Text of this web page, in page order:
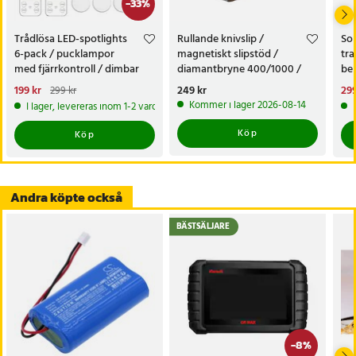
-33%
Trådlösa LED-spotlights
6-pack / pucklampor
med fjärrkontroll / dimbar
skåpbelysning
Nuvarande pris
199 krTidigare pris:299 kr
199 kr 299 kr
I lager, levereras inom 1-2 vardagar
Köp
Rullande knivslip /
magnetiskt slipstöd /
diamantbryne 400/1000 /
knivvässare med fasta vinklar
Pris:249 kr
249 kr
Kommer i lager 2026-08-14
Köp
Andra köpte också
-8%
BÄSTSÄLJARE